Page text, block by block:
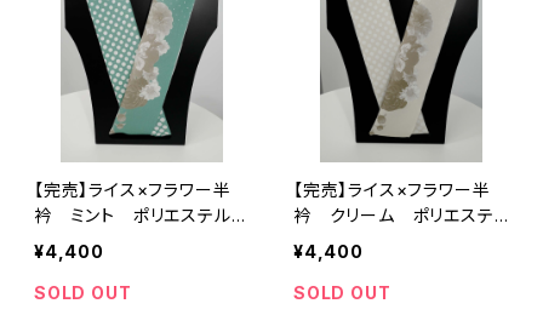
【完売】ライス×フラワー半
衿 ミント ポリエステル1
00％
¥4,400
SOLD OUT
【完売】ライス×フラワー半
衿 クリーム ポリエステ
ル100％
¥4,400
SOLD OUT